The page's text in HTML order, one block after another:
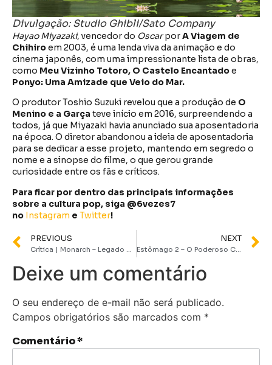
Divulgação: Studio Ghibli/Sato Company
Hayao Miyazaki, vencedor do OscarporA Viagem de
Chihiroem 2003, é uma lenda viva da animação e do
cinema japonês, com uma impressionante lista de obras,
como Meu Vizinho Totoro, O Castelo Encantadoe
Ponyo: Uma Amizade que Veio do Mar.
O produtor Toshio Suzuki revelou que a produção de O
Menino e a Garça teve início em 2016, surpreendendo a
todos, já que Miyazaki havia anunciado sua aposentadoria
na época. O diretor abandonou a ideia de aposentadoria
para se dedicar a esse projeto, mantendo em segredo o
nome e a sinopse do filme, o que gerou grande
curiosidade entre os fãs e críticos.
Para ficar por dentro das principais informações
sobre a cultura pop, siga @6vezes7
no Instagram e Twitter!
PREVIOUS
Crítica | Monarch – Legado de Monstros é o universo que não sabíamos que precisávamos
NEXT
Estômago 2 – O Poderoso Chef, de Marcos Jorge, ganha primeiro trailer
Deixe um comentário
O seu endereço de e-mail não será publicado.
Campos obrigatórios são marcados com *
Comentário*